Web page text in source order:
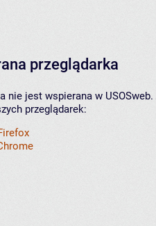
przeglądarka
nie jest wspierana w
przeglądarek: